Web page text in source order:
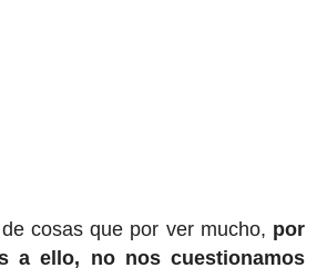
cosas que por ver mucho, por
a ello, no nos cuestionamos